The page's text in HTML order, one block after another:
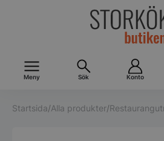
Meny Sök Konto
Startsida/Alla produkter/